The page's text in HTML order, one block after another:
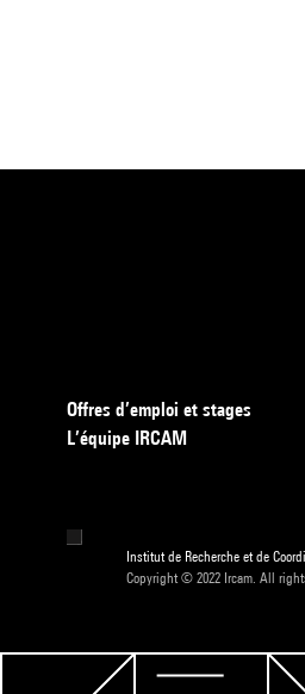
Offres d’emploi et stages
L’équipe IRCAM
Institut de Recherche et de
Copyright © 2022 Ircam. All